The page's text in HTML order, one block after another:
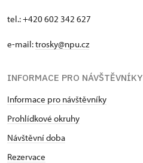
tel.: +420 602 342 627
e-mail:trosky@npu.cz
INFORMACE PRO NÁVŠTĚVNÍKY
Informace pro návštěvníky
Prohlídkové okruhy
Návštěvní doba
Rezervace